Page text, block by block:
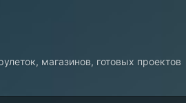
магазинов, готовых проектов